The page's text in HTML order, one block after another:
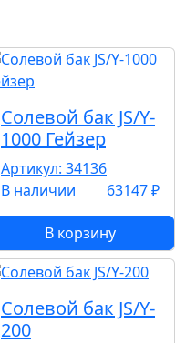
Солевой бак JS/Y-
1000 Гейзер
Артикул: 34136
В наличии
63147 ₽
В корзину
Солевой бак JS/Y-
200